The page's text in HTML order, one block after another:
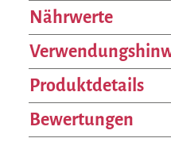
Nährwerte
Produktdetails
Bewertungen